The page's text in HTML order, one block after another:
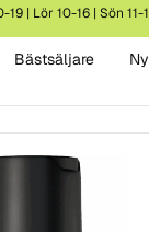
| Lör 10-16 | Sön 11-
Bästsäljare